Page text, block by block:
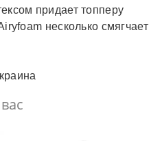
придает топперу
несколько смягчает